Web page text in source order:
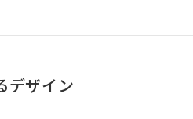
デザイン